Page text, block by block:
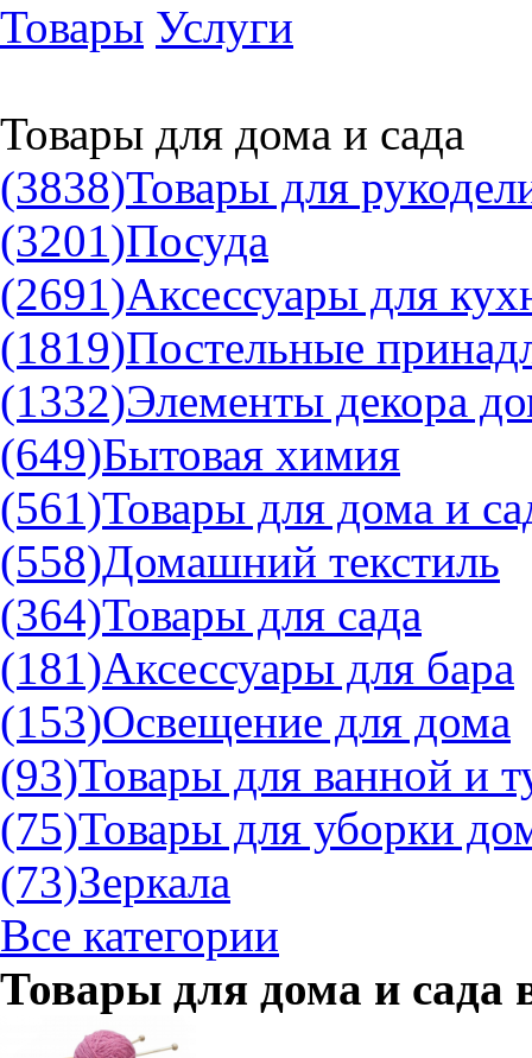
Товары Услуги
Товары для дома и сада
(3838)Товары для
(3201)Посуда
(2691)Аксессуары для
(1819)Постельные
(1332)Элементы декора
(649)Бытовая химия
(561)Товары для дома и
(558)Домашний текстиль
(364)Товары для сада
(181)Аксессуары для бара
(153)Освещение для дома
(93)Товары для ванной и
(75)Товары для уборки
(73)Зеркала
Все категории
Товары для дома и сада